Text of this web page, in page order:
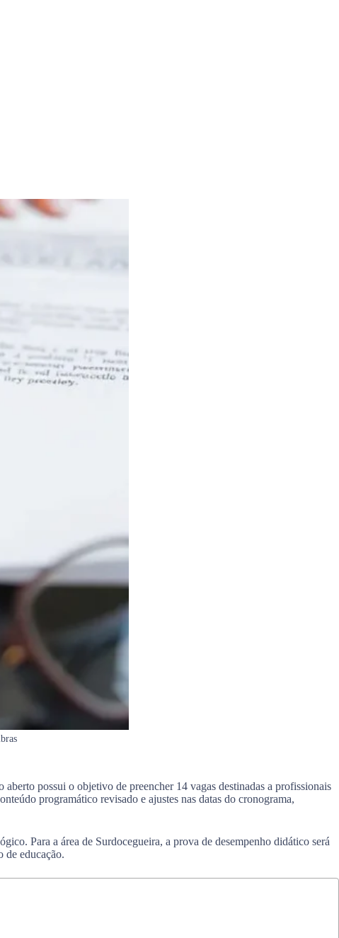
possui o objetivo de preencher 14 vagas destinadas a profissionais
programático revisado e ajustes nas datas do cronograma,
Para a área de Surdocegueira, a prova de desempenho didático será
de educação.